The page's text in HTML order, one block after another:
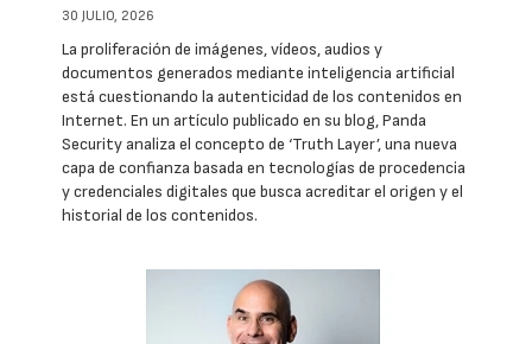
30 JULIO, 2026
La proliferación de imágenes, vídeos, audios y
documentos generados mediante inteligencia artificial
está cuestionando la autenticidad de los contenidos en
Internet. En un artículo publicado en su blog, Panda
Security analiza el concepto de ‘Truth Layer’, una nueva
capa de confianza basada en tecnologías de procedencia
y credenciales digitales que busca acreditar el origen y el
historial de los contenidos.